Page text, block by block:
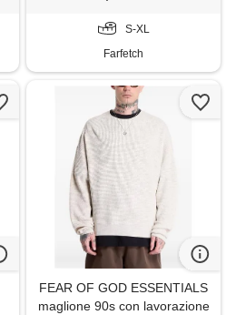
S-XL
Farfetch
FEAR OF GOD ESSENTIALS
maglione 90s con lavorazione